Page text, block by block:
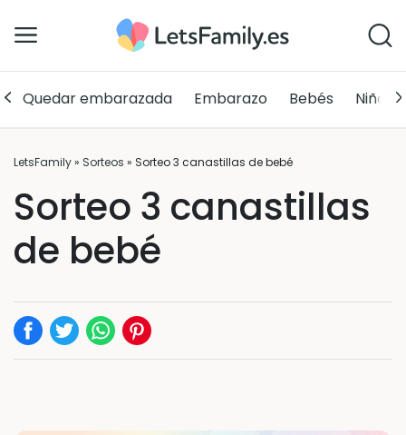
Quedar embarazada Embarazo Bebés Niños
LetsFamily» Sorteos » Sorteo 3 canastillas de bebé
Sorteo 3 canastillas
de bebé